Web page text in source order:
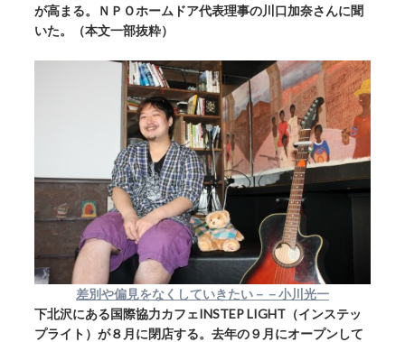
が高まる。ＮＰＯホームドア代表理事の川口加奈さんに聞
いた。（本文一部抜粋）
差別や偏見をなくしていきたい－－小川光一
下北沢にある国際協力カフェINSTEP LIGHT（インステッ
プライト）が８月に閉店する。去年の９月にオープンして